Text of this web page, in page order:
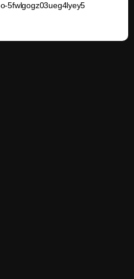
5fwlgogz03ueg4lyey5